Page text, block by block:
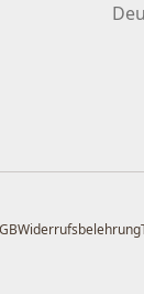
Widerrufsbelehrung